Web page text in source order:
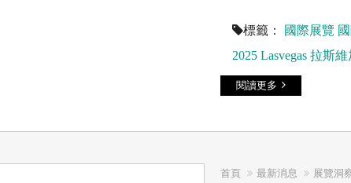
閱讀更多
標籤： 國際展覽
2025 Lasvegas 拉斯維
首頁 最新消息 展覽洞